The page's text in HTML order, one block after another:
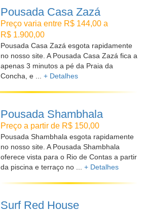
Pousada Casa Zazá
Preço varia entre R$ 144,00 a
R$ 1.900,00
Pousada Casa Zazá esgota rapidamente
no nosso site. A Pousada Casa Zazá fica a
apenas 3 minutos a pé da Praia da
Concha, e ... + Detalhes
Pousada Shambhala
Preço a partir de R$ 150,00
Pousada Shambhala esgota rapidamente
no nosso site. A Pousada Shambhala
oferece vista para o Rio de Contas a partir
da piscina e terraço no ... + Detalhes
Surf Red House